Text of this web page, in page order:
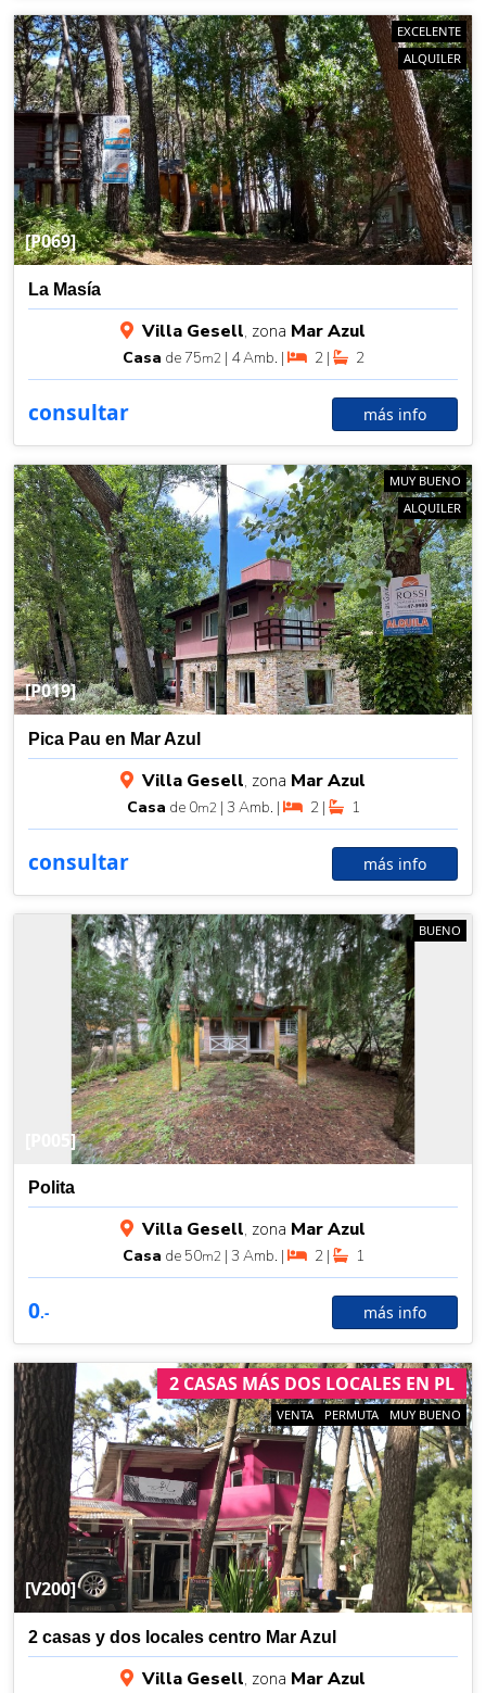
[P069]
EXCELENTE
ALQUILER
La Masía
Villa Gesell, zona Mar Azul
Casa de 75m2 | 4 Amb. | 2 | 2
consultar más info
[P019]
MUY BUENO
ALQUILER
Pica Pau en Mar Azul
Villa Gesell, zona Mar Azul
Casa de 0m2 | 3 Amb. | 2 | 1
consultar más info
[P005]
BUENO
Polita
Villa Gesell, zona Mar Azul
Casa de 50m2 | 3 Amb. | 2 | 1
0.- más info
[V200]
2 CASAS MÁS DOS LOCALES EN PL
MUY BUENO
PERMUTA
VENTA
2 casas y dos locales centro Mar Azul
Villa Gesell, zona Mar Azul